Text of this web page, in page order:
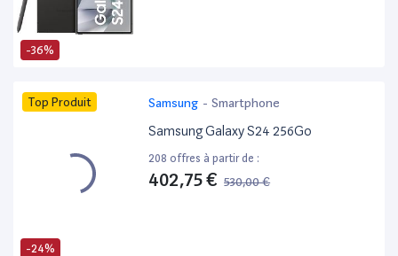
-36%
-24%
Top Produit Samsung - Smartphone
Samsung Galaxy S24 256Go
208 offres à partir de :
402,75 € 530,00 €